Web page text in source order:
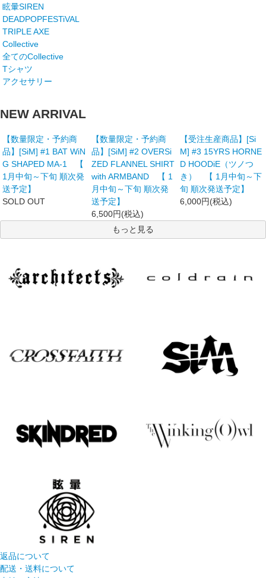
眩暈SIREN
DEADPOPFESTiVAL
TRIPLE AXE
Collective
全てのCollective
Tシャツ
アクセサリー
NEW ARRIVAL
【数量限定・予約商
品】[SiM] #1 BAT WiN
G SHAPED MA-1 【
1月中旬～下旬 順次発
送予定】
SOLD OUT
【数量限定・予約商
品】[SiM] #2 OVERSi
ZED FLANNEL SHIRT
with ARMBAND 【 1
月中旬～下旬 順次発
送予定】
6,500円(税込)
【受注生産商品】[Si
M] #3 15YRS HORNE
D HOODiE（ツノつ
き） 【 1月中旬～下
旬 順次発送予定】
6,000円(税込)
もっと見る
返品について
配送・送料について